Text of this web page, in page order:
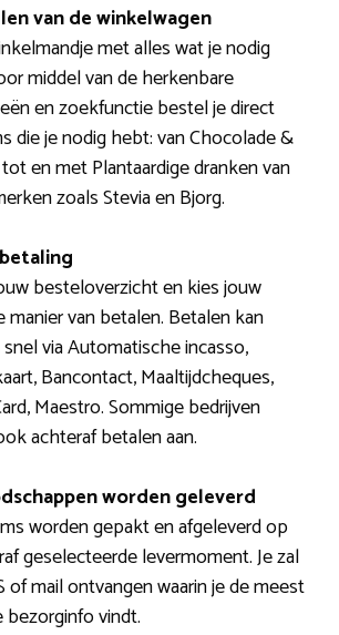
van de winkelwagen
met alles wat je nodig
middel van de herkenbare
en zoekfunctie bestel je direct
die je nodig hebt: van Chocolade &
en met Plantaardige dranken van
zoals Stevia en Bjorg.
besteloverzicht en kies jouw
manier van betalen. Betalen kan
via Automatische incasso,
Bancontact, Maaltijdcheques,
Maestro. Sommige bedrijven
achteraf betalen aan.
worden geleverd
worden gepakt en afgeleverd op
geselecteerde levermoment. Je zal
of mail ontvangen waarin je de meest
bezorginfo vindt.